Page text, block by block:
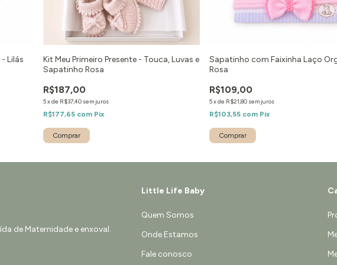
Lilás
Kit Meu Primeiro Presente - Touca, Luvas e
Sapatinho Rosa
R$187,00
5xde R$37,40 sem juros
R$177,65 com Pix
Comprar
Sapatinho com Faixinha Laço
Rosa
R$109,00
5xde R$21,80 sem juros
R$103,55 com Pix
Comprar
de Maternidade e enxoval.
Little Life Baby
Quem Somos
Onde Estamos
Fale conosco